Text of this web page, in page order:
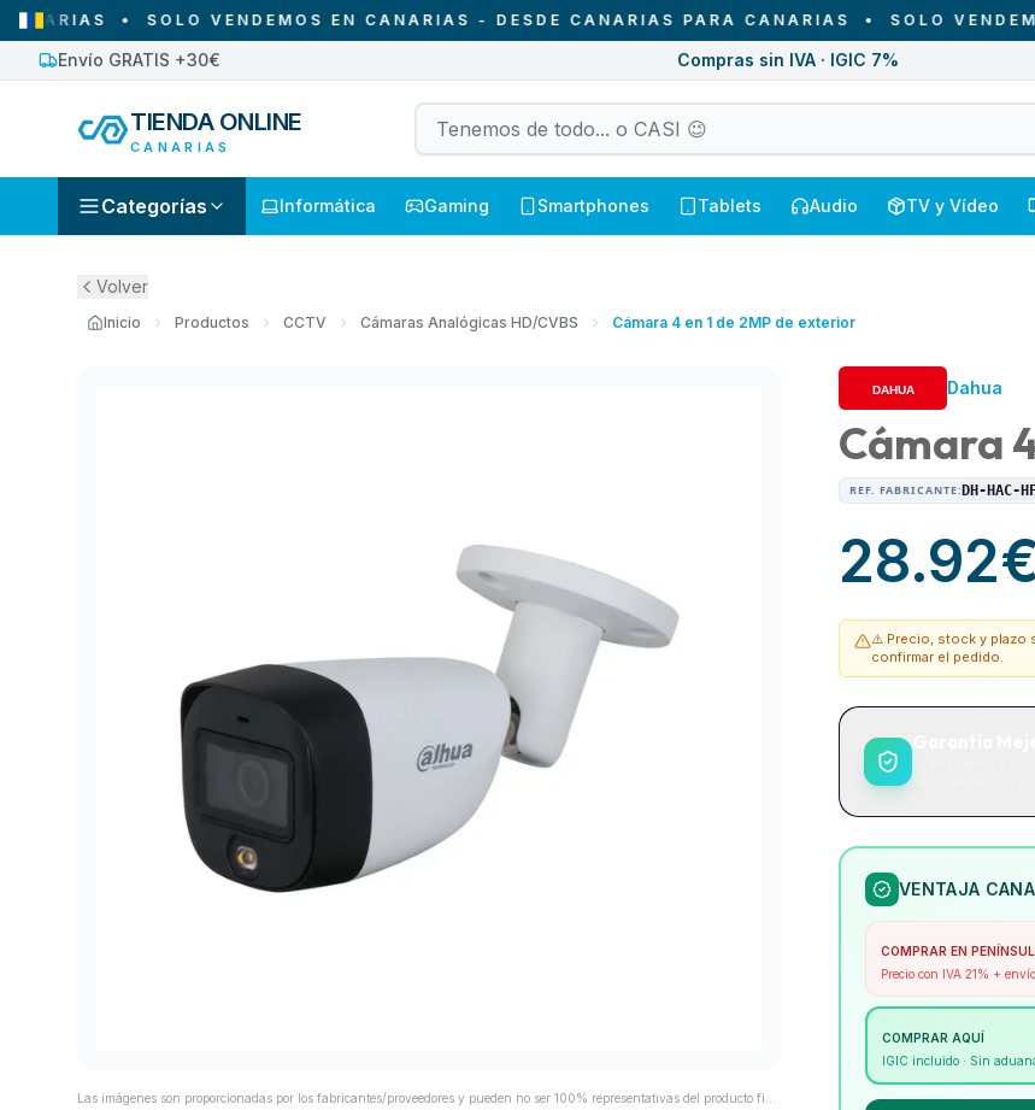
•SOLO VENDEMOS EN CANARIAS - DESDE CANARIAS PARA CANARIAS•SOLO VENDEMOS
Envío GRATIS +30€ Compras sin IVA · IGIC 7%
TIENDA ONLINE
CANARIAS
Categorías Informática Gaming Smartphones Tablets Audio TV y Vídeo
Volver
Inicio Productos CCTV Cámaras Analógicas HD/CVBS Cámara 4 en 1 de 2MP de exterior
Dahua
Cámara
REF. FABRICANTE:DH-HAC-
28.92€
⚠️ Precio, stock y plazo
confirmar el pedido.
VENTAJA
COMPRAR EN
Precio con IVA 21% +
COMPRAR AQUÍ
IGIC incluido · Sin